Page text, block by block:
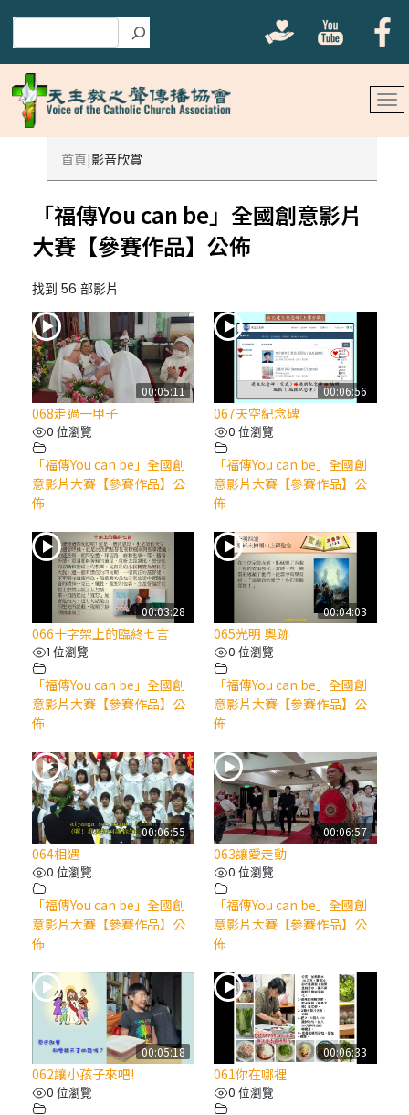
首頁 影音欣賞
「福傳You can be」全國創意影片
大賽【參賽作品】公佈
找到 56 部影片
00:05:11
068走過一甲子
0 位瀏覽
「福傳You can be」全國創
意影片大賽【參賽作品】公
佈
00:06:56
067天空紀念碑
0 位瀏覽
「福傳You can be」全國創
意影片大賽【參賽作品】公
佈
00:03:28
066十字架上的臨終七言
1 位瀏覽
「福傳You can be」全國創
意影片大賽【參賽作品】公
佈
00:04:03
065光明 奧跡
0 位瀏覽
「福傳You can be」全國創
意影片大賽【參賽作品】公
佈
00:06:55
064相遇
0 位瀏覽
「福傳You can be」全國創
意影片大賽【參賽作品】公
佈
00:06:57
063讓愛走動
0 位瀏覽
「福傳You can be」全國創
意影片大賽【參賽作品】公
佈
00:05:18
062讓小孩子來吧!
0 位瀏覽
00:06:33
061你在哪裡
0 位瀏覽